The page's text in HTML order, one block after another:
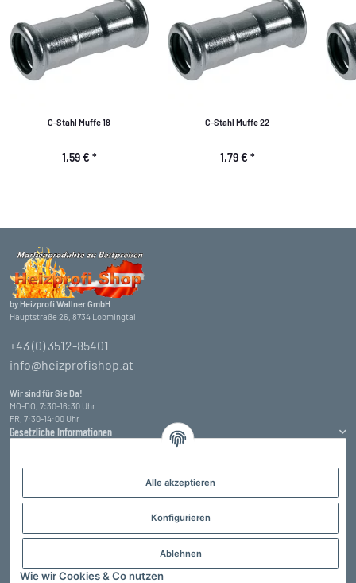
Alle akzeptieren
Konfigurieren
Ablehnen
Wie wir Cookies & Co nutzen
C-Stahl Muffe 18
1,59 € *
C-Stahl Muffe 22
1,79 € *
by Heizprofi Wallner GmbH
Hauptstraße 26, 8734 Lobmingtal
+43 (0) 3512-85401
info@heizprofishop.at
Wir sind für Sie Da!
MO-DO, 7:30-16:30 Uhr
FR, 7:30-14:00 Uhr
Gesetzliche Informationen
Informationen
Zahlungsarten